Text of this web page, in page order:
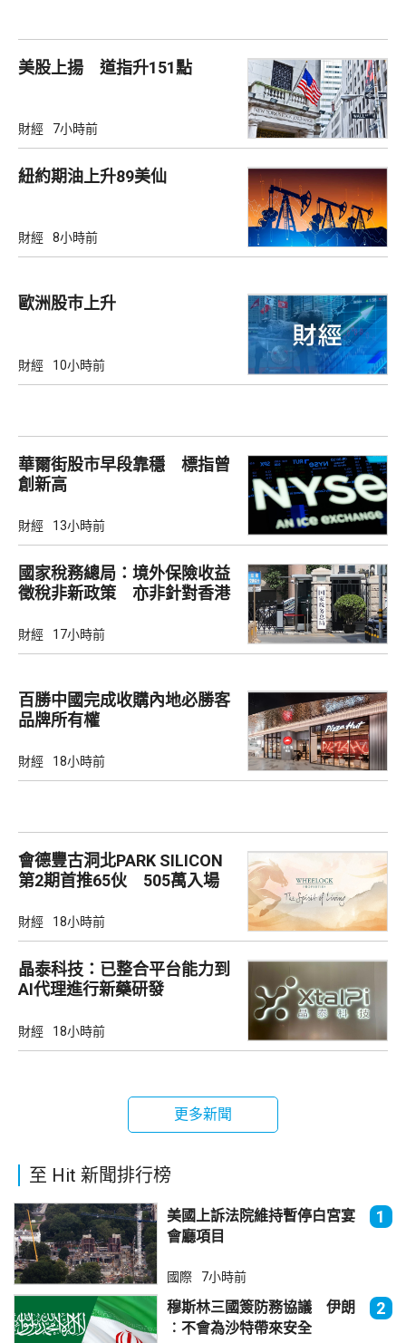
美股上揚 道指升151點
財經 7小時前
紐約期油上升89美仙
財經 8小時前
歐洲股巿上升
財經 10小時前
華爾街股市早段靠穩 標指曾
創新高
財經 13小時前
國家稅務總局：境外保險收益
徵稅非新政策 亦非針對香港
財經 17小時前
百勝中國完成收購內地必勝客
品牌所有權
財經 18小時前
會德豐古洞北PARK SILICON
第2期首推65伙 505萬入場
財經 18小時前
晶泰科技：已整合平台能力到
AI代理進行新藥研發
財經 18小時前
更多新聞
至 Hit 新聞排行榜
美國上訴法院維持暫停白宮宴
會廳項目
1
國際 7小時前
穆斯林三國簽防務協議 伊朗
︰不會為沙特帶來安全
2